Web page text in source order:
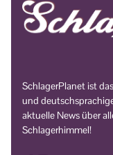
SchlagerPlanet ist
und
aktuelle News über
Schlagerhimmel!